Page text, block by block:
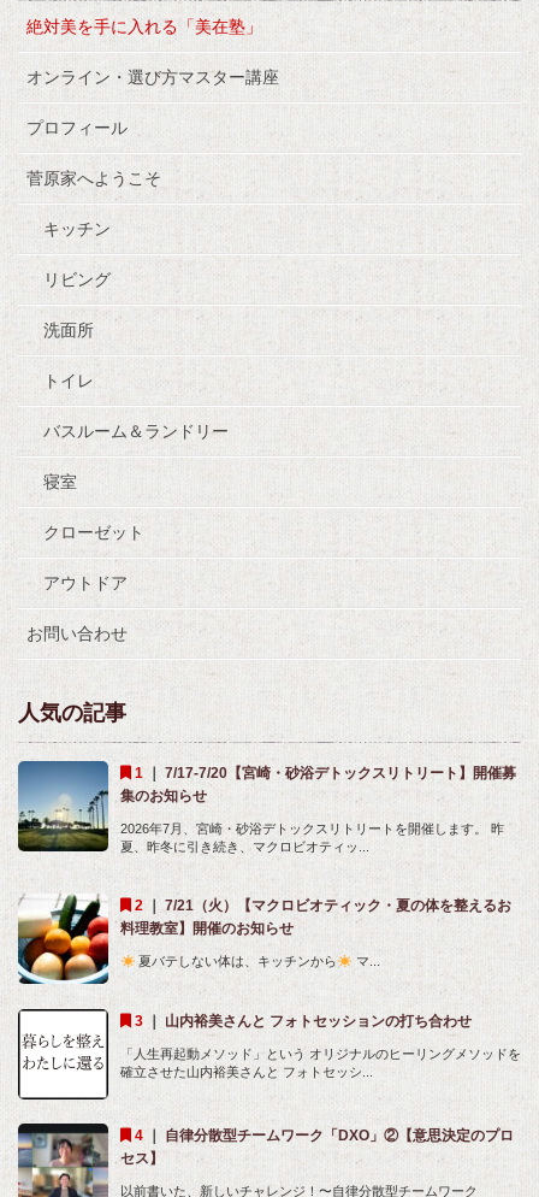
絶対美を手に入れる「美在塾」
オンライン・選び方マスター講座
プロフィール
菅原家へようこそ
キッチン
リビング
洗面所
トイレ
バスルーム＆ランドリー
寝室
クローゼット
アウトドア
お問い合わせ
人気の記事
｜ 7/17-7/20【宮崎・砂浴デトックスリトリート】開催募
集のお知らせ
2026年7月、宮崎・砂浴デトックスリトリートを開催します。 昨
夏、昨冬に引き続き、マクロビオティッ...
7/21（火）【マクロビオティック・夏の体を整えるお
料理教室】開催のお知らせ
夏バテしない体は、キッチンから マ...
｜ 山内裕美さんと フォトセッションの打ち合わせ
「人生再起動メソッド」という オリジナルのヒーリングメソッドを
確立させた山内裕美さんと フォトセッシ...
｜ 自律分散型チームワーク「DXO」②【意思決定のプロ
セス】
以前書いた、新しいチャレンジ！〜自律分散型チームワーク